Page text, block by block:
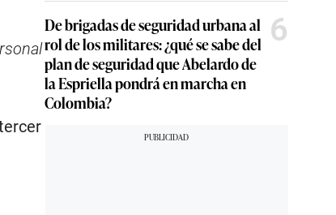
De brigadas de seguridad urbana al
rol de los militares: ¿qué se sabe del
plan de seguridad que Abelardo de
la Espriella pondrá en marcha en
Colombia?
6